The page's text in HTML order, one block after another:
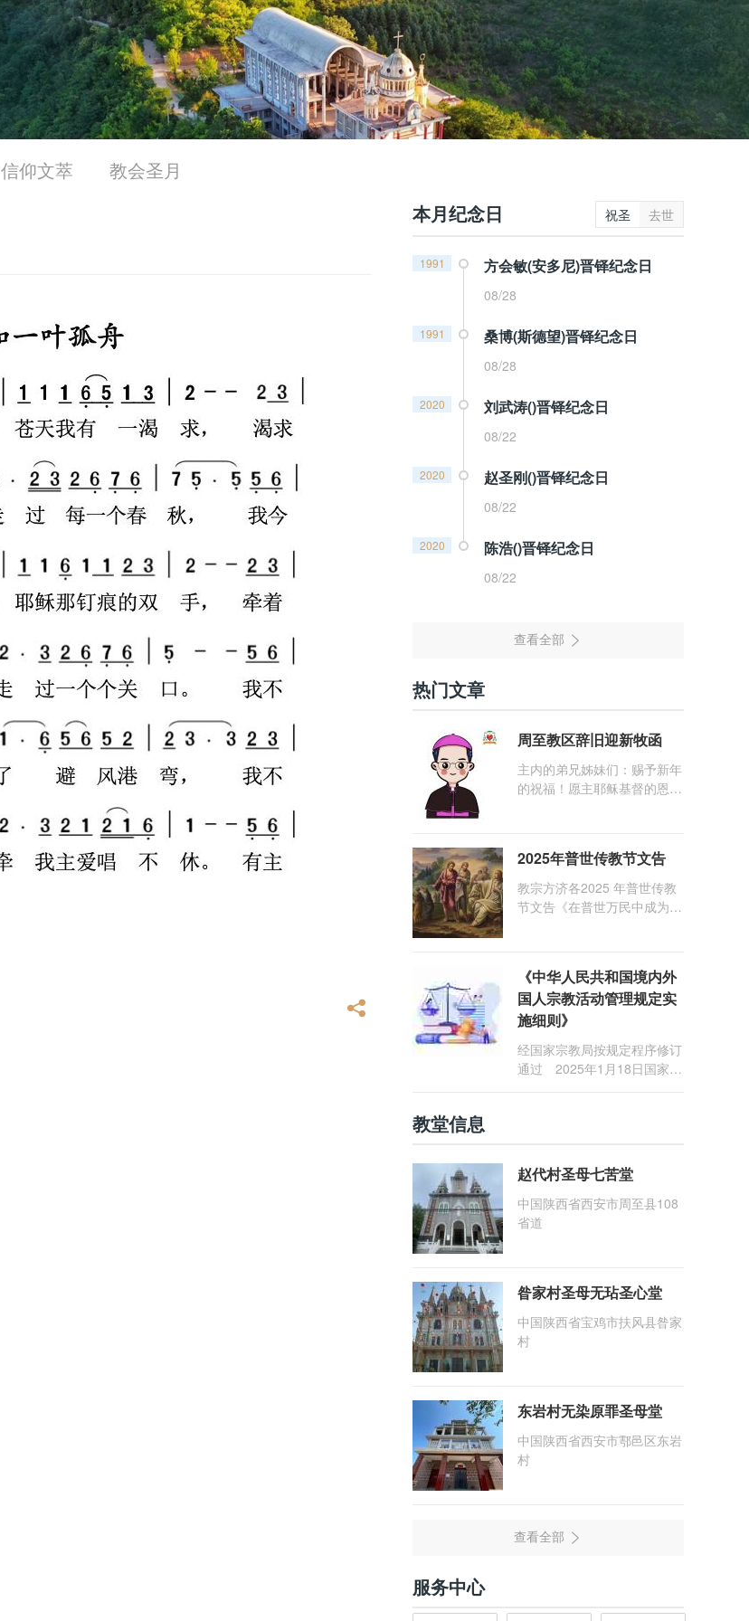
信仰文萃 教会圣月
本月纪念日 祝圣 去世
1991 方会敏(安多尼)晋铎纪念日
08/28
1991 桑博(斯德望)晋铎纪念日
08/28
2020 刘武涛()晋铎纪念日
08/22
2020 赵圣刚()晋铎纪念日
08/22
2020 陈浩()晋铎纪念日
08/22
热门文章
周至教区辞旧迎新牧函
主内的弟兄姊妹们：赐予新年
的祝福！愿主耶稣基督的恩
们，愿临在的救主基督安慰你
们，并圣化你们的生活，作为
祝贺祂诞辰的珍贵礼品。
2025年普世传教节文告
教宗方济各2025 年普世传教
节文告《在普世万民中成为怀
《中华人民共和国境内外
国人宗教活动管理规定实
施细则》
经国家宗教局按规定程序修订
通过 2025年1月18日国家宗
教堂信息
赵代村圣母七苦堂
中国陕西省西安市周至县108
省道
昝家村圣母无玷圣心堂
中国陕西省宝鸡市扶风县昝家
村
东岩村无染原罪圣母堂
中国陕西省西安市鄠邑区东岩
村
服务中心